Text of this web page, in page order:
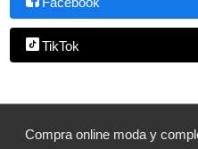
TikTok
Compra online moda y